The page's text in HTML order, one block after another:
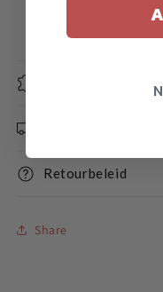
Zeer geliefd
Retourbeleid
Share